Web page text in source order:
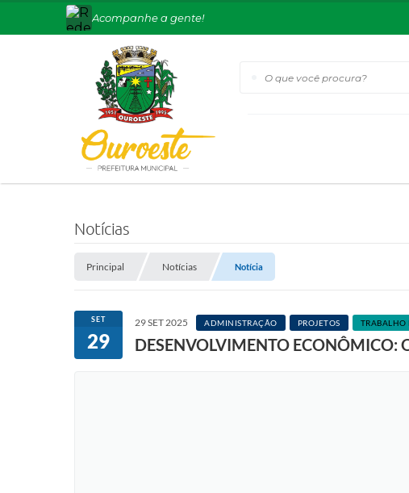
O que você procura?
Acompanhe a gente!
Notícias
Principal Notícias Notícia
SET
29
29 SET 2025 ADMINISTRAÇÃO PROJETOS TRABALHO
DESENVOLVIMENTO ECONÔMICO: